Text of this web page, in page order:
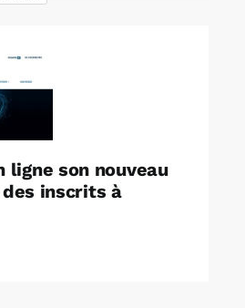
ligne son nouveau
inscrits à